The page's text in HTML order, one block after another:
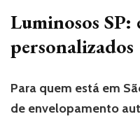
Luminosos SP:
personalizados
Para quem está em
de envelopamento